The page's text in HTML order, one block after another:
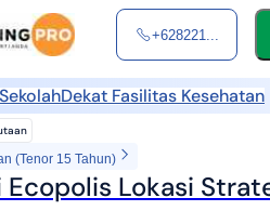
+628221...
Dekat Fasilitas Kesehatan
(Tenor 15 Tahun)
Lokasi